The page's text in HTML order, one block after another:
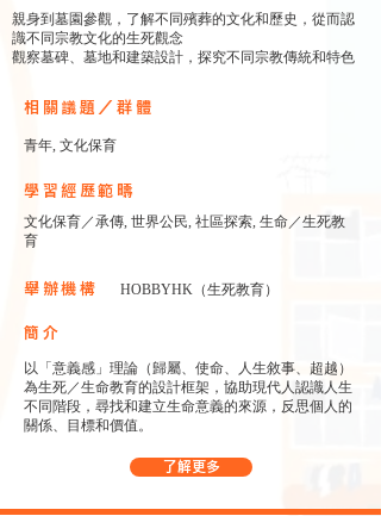
親身到墓園參觀，了解不同殯葬的⽂化和歷史，從而認
識不同宗教⽂化的⽣死觀念
觀察墓碑、墓地和建築設計，探究不同宗教傳統和特色
相關議題／群體
青年, 文化保育
學習經歷範疇
文化保育／承傳, 世界公民, 社區探索, 生命／生死教
育
HOBBYHK（生死教育）
舉辦機構
簡介
以「意義感」理論（歸屬、使命、人生敘事、超越）
為生死／生命教育的設計框架，協助現代人認識人生
不同階段，尋找和建立生命意義的來源，反思個人的
關係、目標和價值。
了解更多